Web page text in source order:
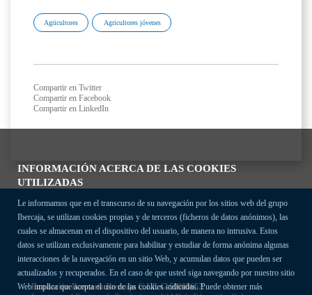
INFORMACIÓN ACERCA DE LAS COOKIES
UTILIZADAS
Le informamos que en el transcurso de su navegación por los sitios web del grupo
Ibercaja, se utilizan cookies propias y de terceros (ficheros de datos anónimos), las
cuales se almacenan en el dispositivo del usuario, de manera no intrusiva. Estos
datos se utilizan exclusivamente para habilitar y estudiar de forma anónima algunas
interacciones de la navegación en un sitio Web, y acumulan datos que pueden ser
actualizados y recuperados. En el caso de que usted siga navegando por nuestro sitio
Web implica que acepta el uso de las cookies indicadas. Puede obtener más
Agricultores Agricultores jóvenes
Compartir en Twitter
Compartir en Facebook
Compartir en LinkedIn
Fundación Bancaria Ibercaja C.I.F. G-50000652.